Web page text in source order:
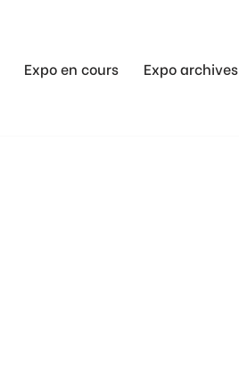
Expo en cours Expo archives